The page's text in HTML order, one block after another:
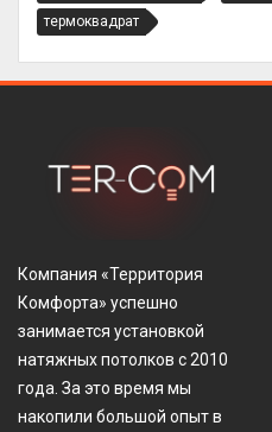
термоквадрат
Компания «Территория
Комфорта» успешно
занимается установкой
натяжных потолков с 2010
года. За это время мы
накопили большой опыт в